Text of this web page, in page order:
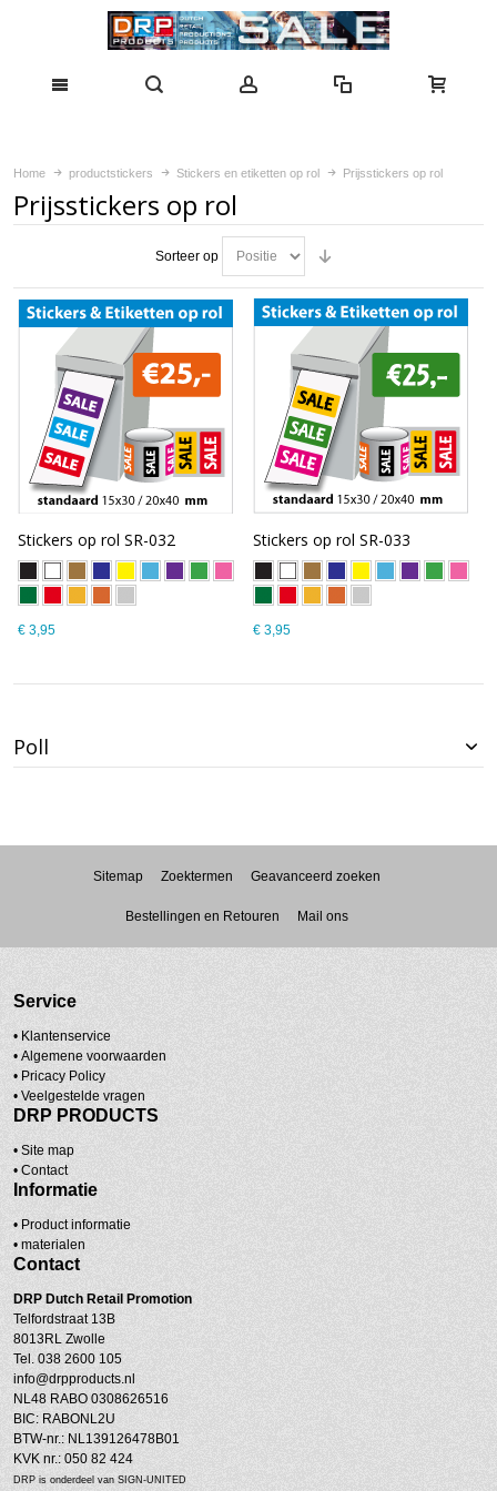
Home productstickers Stickers en etiketten op rol Prijsstickers op rol
Prijsstickers op rol
Sorteer op
Stickers op rol SR-032
€ 3,95
Stickers op rol SR-033
€ 3,95
Poll
Sitemap Zoektermen Geavanceerd zoeken
Bestellingen en Retouren Mail ons
Service
• Klantenservice
• Algemene voorwaarden
• Pricacy Policy
• Veelgestelde vragen
DRP PRODUCTS
• Site map
• Contact
Informatie
• Product informatie
• materialen
Contact
DRP Dutch Retail Promotion
Telfordstraat 13B
8013RL Zwolle
Tel. 038 2600 105
info@drpproducts.nl
NL48 RABO 0308626516
BIC: RABONL2U
BTW-nr.: NL139126478B01
KVK nr.: 050 82 424
DRP is onderdeel van SIGN-UNITED